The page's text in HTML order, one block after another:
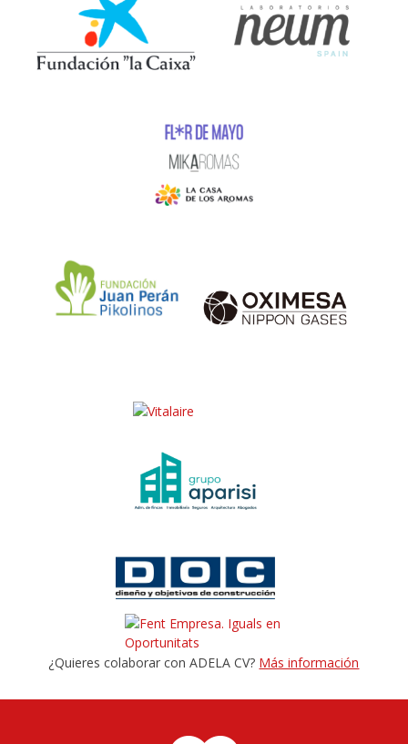
¿Quieres colaborar con ADELA CV? Más información